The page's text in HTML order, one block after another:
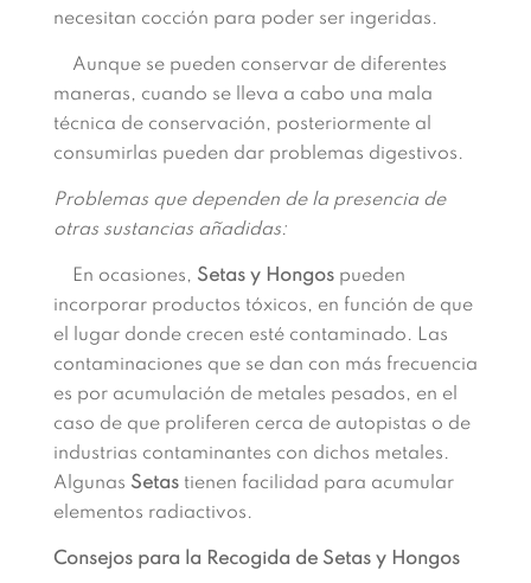
necesitan cocción para poder ser ingeridas.
Aunque se pueden conservar de diferentes
maneras, cuando se lleva a cabo una mala
técnica de conservación, posteriormente al
consumirlas pueden dar problemas digestivos.
Problemas que dependen de la presencia de
otras sustancias añadidas:
En ocasiones, Setas y Hongospueden
incorporar productos tóxicos, en función de que
el lugar donde crecen esté contaminado. Las
contaminaciones que se dan con más frecuencia
es por acumulación de metales pesados, en el
caso de que proliferen cerca de autopistas o de
industrias contaminantes con dichos metales.
Algunas Setastienen facilidad para acumular
elementos radiactivos.
Consejos para la Recogida de Setas y Hongos